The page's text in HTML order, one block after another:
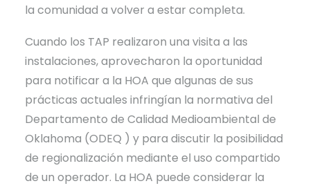
la comunidad a volver a estar completa.
Cuando los TAP realizaron una visita a las
instalaciones, aprovecharon la oportunidad
para notificar a la HOA que algunas de sus
prácticas actuales infringían la normativa del
Departamento de Calidad Medioambiental de
Oklahoma (ODEQ ) y para discutir la posibilidad
de regionalización mediante el uso compartido
de un operador. La HOA puede considerar la